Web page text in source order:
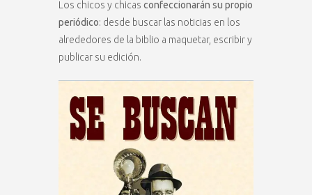
Los chicos y chicas confeccionarán su propio
periódico: desde buscar las noticias en los
alrededores de la biblio a maquetar, escribir y
publicar su edición.